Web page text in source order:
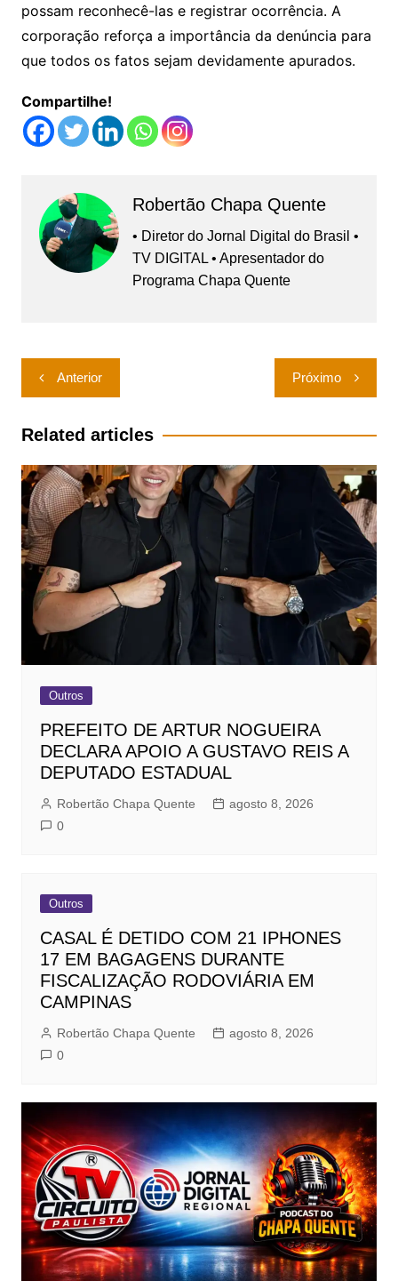
possam reconhecê-las e registrar ocorrência. A
corporação reforça a importância da denúncia para
que todos os fatos sejam devidamente apurados.
Compartilhe!
Robertão Chapa Quente
• Diretor do Jornal Digital do Brasil •
TV DIGITAL • Apresentador do
Programa Chapa Quente
Navegação
de
Post
Anterior Próximo
Related articles
Outros
PREFEITO DE ARTUR NOGUEIRA
DECLARA APOIO A GUSTAVO REIS A
DEPUTADO ESTADUAL
Robertão Chapa Quente
agosto 8, 2026
0
Outros
CASAL É DETIDO COM 21 IPHONES
17 EM BAGAGENS DURANTE
FISCALIZAÇÃO RODOVIÁRIA EM
CAMPINAS
Robertão Chapa Quente
agosto 8, 2026
0